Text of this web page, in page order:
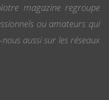
magazine regroupe
ou amateurs qui
aussi sur les réseaux